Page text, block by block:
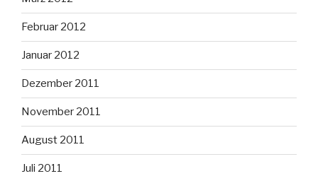
Februar 2012
Januar 2012
Dezember 2011
November 2011
August 2011
Juli 2011